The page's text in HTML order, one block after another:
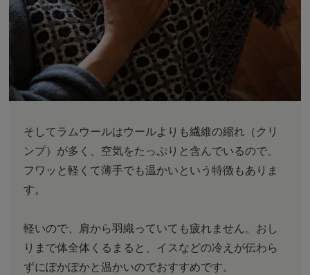
そしてラムウールはウールよりも繊維の縮れ（クリ
ンプ）が多く、空気をたっぷりと含んでいるので、
フワッと軽くて薄手でも温かいという特徴もありま
す。
軽いので、肩から羽織っていても疲れません。おし
りまで体全体くるまると、イスなどの冷えが伝わら
ずにぽかぽかと温かいのでおすすめです。